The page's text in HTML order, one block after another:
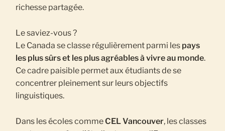
richesse partagée.
Le saviez-vous ?
Le Canada se classe régulièrement parmi les pays
les plus sûrs et les plus agréables à vivre au monde.
Ce cadre paisible permet aux étudiants de se
concentrer pleinement sur leurs objectifs
linguistiques.
Dans les écoles commeCEL Vancouver, les classes